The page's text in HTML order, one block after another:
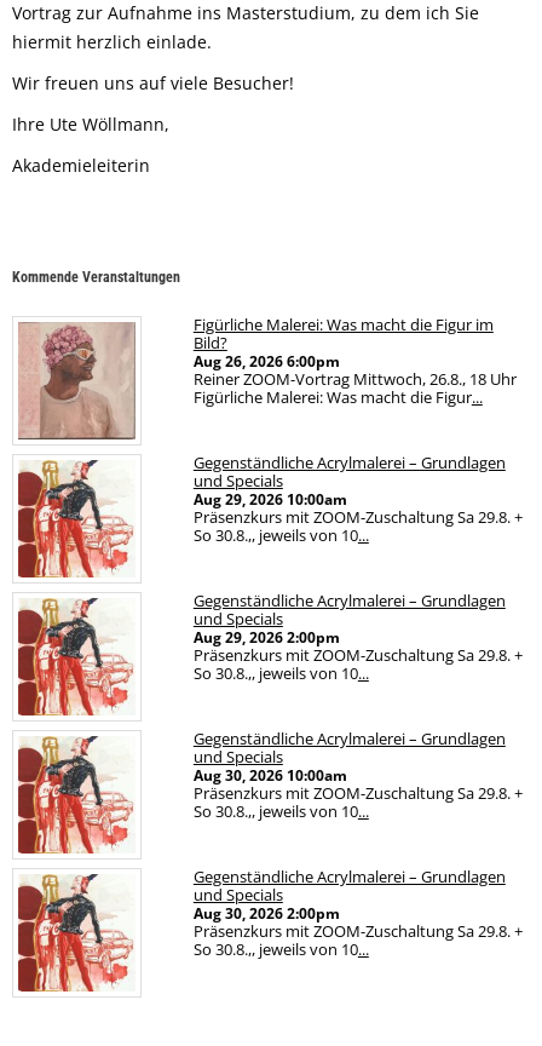
Vortrag zur Aufnahme ins Masterstudium, zu dem ich Sie
hiermit herzlich einlade.
Wir freuen uns auf viele Besucher!
Ihre Ute Wöllmann,
Akademieleiterin
Kommende Veranstaltungen
Figürliche Malerei: Was macht die Figur im
Bild?
Aug 26, 20266:00pm
Reiner ZOOM-Vortrag Mittwoch, 26.8., 18 Uhr
Figürliche Malerei: Was macht die Figur...
Gegenständliche Acrylmalerei – Grundlagen
und Specials
Aug 29, 2026 10:00am
Präsenzkurs mit ZOOM-Zuschaltung Sa 29.8. +
So 30.8.,, jeweils von 10...
Gegenständliche Acrylmalerei – Grundlagen
und Specials
Aug 29, 20262:00pm
Präsenzkurs mit ZOOM-Zuschaltung Sa 29.8. +
So 30.8.,, jeweils von 10...
Gegenständliche Acrylmalerei – Grundlagen
und Specials
Aug 30, 2026 10:00am
Präsenzkurs mit ZOOM-Zuschaltung Sa 29.8. +
So 30.8.,, jeweils von 10...
Gegenständliche Acrylmalerei – Grundlagen
und Specials
Aug 30, 20262:00pm
Präsenzkurs mit ZOOM-Zuschaltung Sa 29.8. +
So 30.8.,, jeweils von 10...